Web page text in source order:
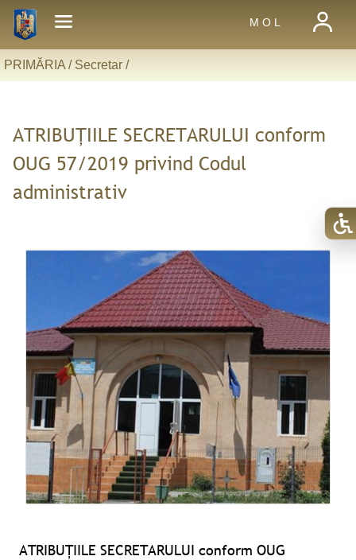
M O L
PRIMĂRIA / Secretar/
ATRIBUȚIILE SECRETARULUI conform
OUG 57/2019 privind Codul
administrativ
ATRIBUȚIILE SECRETARULUI conform OUG